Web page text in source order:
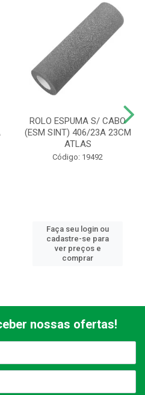
ROLO ESPUMA S/ CABO
(ESM SINT) 406/23A 23CM
ATLAS
Código: 19492
Faça seu login ou
cadastre-se para
ver preços e
comprar
nossas ofertas!